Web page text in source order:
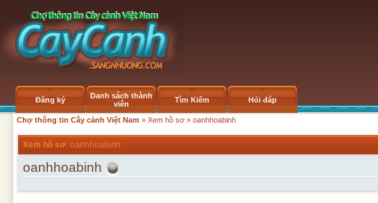
Đăng ký
Danh sách thành
viên
Tìm Kiếm Hỏi đáp
Chợ thông tin Cây cảnh Việt Nam » Xem hồ sơ » oanhhoabinh
Xem hồ sơ: oanhhoabinh
oanhhoabinh